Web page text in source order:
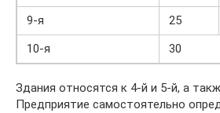
9-я
25
10-я
30
Здания относятся к 4-й и 5-й, а
Предприятие самостоятельно